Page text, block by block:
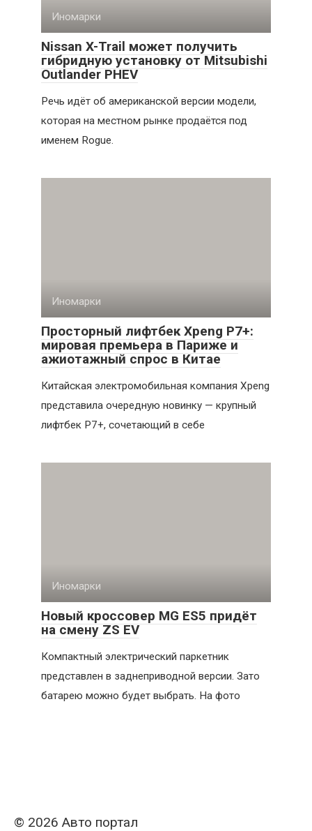
Иномарки
Nissan X-Trail может получить
гибридную установку от Mitsubishi
Outlander PHEV
Речь идёт об американской версии модели,
которая на местном рынке продаётся под
именем Rogue.
Иномарки
Просторный лифтбек Xpeng P7+:
мировая премьера в Париже и
ажиотажный спрос в Китае
Китайская электромобильная компания Xpeng
представила очередную новинку — крупный
лифтбек P7+, сочетающий в себе
Иномарки
Новый кроссовер MG ES5 придёт
на смену ZS EV
Компактный электрический паркетник
представлен в заднеприводной версии. Зато
батарею можно будет выбрать. На фото
© 2026 Авто портал